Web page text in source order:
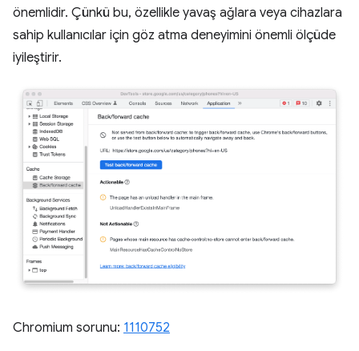
önemlidir. Çünkü bu, özellikle yavaş ağlara veya cihazlara
sahip kullanıcılar için göz atma deneyimini önemli ölçüde
iyileştirir.
Chromium sorunu: 1110752